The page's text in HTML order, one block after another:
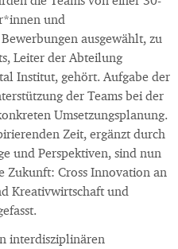
und
ausgewählt, zu
Leiter der Abteilung
Institut, gehört. Aufgabe der
der Teams bei der
Umsetzungsplanung.
Zeit, ergänzt durch
und Perspektiven, sind nun
Zukunft: Cross Innovation an
Kreativwirtschaft und
interdisziplinären